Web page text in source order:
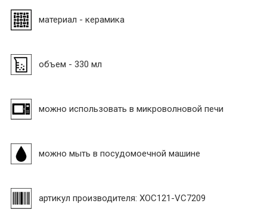
материал - керамика
объем - 330 мл
можно использовать в микроволновой печи
можно мыть в посудомоечной машине
артикул производителя: XOC121-VC7209